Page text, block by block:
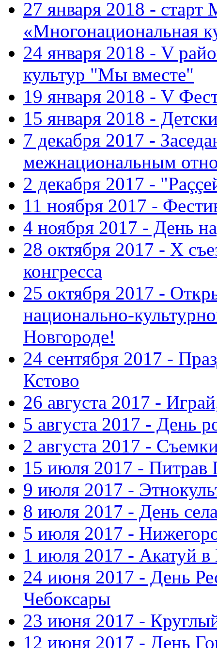
27 января 2018 - старт
«Многонациональная
24 января 2018 - V
культур "Мы вместе"
19 января 2018 - V
15 января 2018 -
7 декабря 2017 -
межнациональным
2 декабря 2017 -
11 ноября 2017 -
4 ноября 2017 - День
28 октября 2017 - Х
конгресса
25 октября 2017 -
национально-
Новгороде!
24 сентября 2017 -
Кстово
26 августа 2017 -
5 августа 2017 - День
2 августа 2017 -
15 июля 2017 - Питрав
9 июля 2017 -
8 июля 2017 - День
5 июля 2017 -
1 июля 2017 - Акатуй
24 июня 2017 - День
Чебоксары
23 июня 2017 -
12 июня 2017 - День